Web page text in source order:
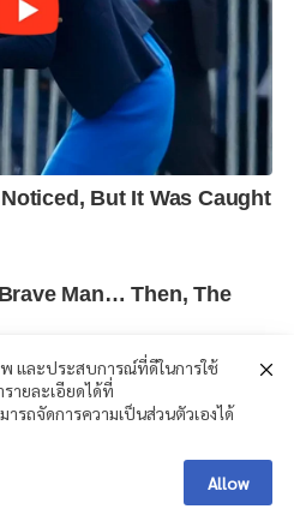
และประสบการณ์ที่ดีในการใช้
ายละเอียดได้ที่
ารถจัดการความเป็นส่วนตัวเองได้
Allow